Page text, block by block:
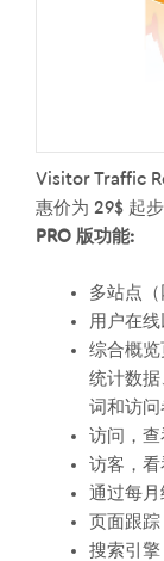
Visitor Traffic
惠价为 29$ 起步
PRO 版功能:
多站点
用户在
综合概
统计数
词和访问
访问，
访客，
通过每
页面跟
搜索引